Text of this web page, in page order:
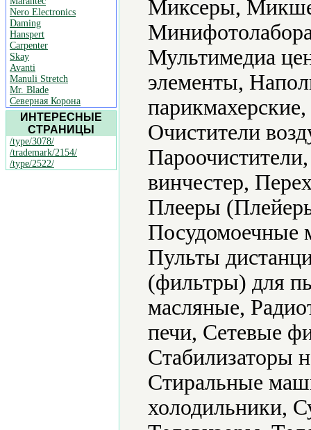
Nero Electronics
Daming
Hanspert
Carpenter
Skay
Avanti
Manuli Stretch
Mr. Blade
Северная Корона
ИНТЕРЕСНЫЕ
СТРАНИЦЫ
/type/3078/
/trademark/2154/
/type/2522/
Миксеры,
Мультимедиа
элементы,
Очистители
винчестер,
Плееры
Посудомоечные
Пульты
(фильтры) для
масляные,
печи, Сетевые
Стабилизаторы
Стиральные
холодильники,